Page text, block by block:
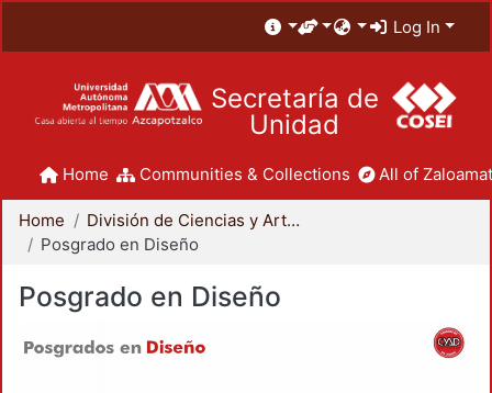
Log In
Secretaría de
Unidad
Home Communities & Collections All of
Home
División de Ciencias y Artes para el Diseño
Posgrado en Diseño
Posgrado en Diseño